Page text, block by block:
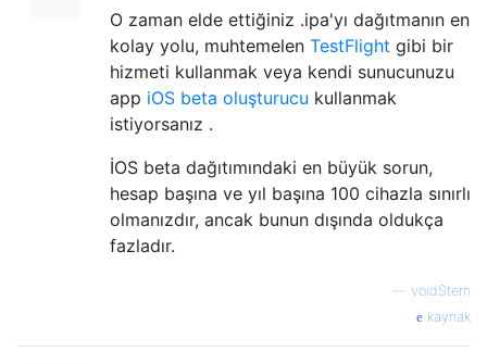
O zaman elde ettiğiniz .ipa'yı dağıtmanın en
kolay yolu, muhtemelen TestFlight gibi bir
hizmeti kullanmak veya kendi sunucunuzu
app iOS beta oluşturucu kullanmak
istiyorsanız .
İOS beta dağıtımındaki en büyük sorun,
hesap başına ve yıl başına 100 cihazla sınırlı
olmanızdır, ancak bunun dışında oldukça
fazladır.
voidStern
kaynak